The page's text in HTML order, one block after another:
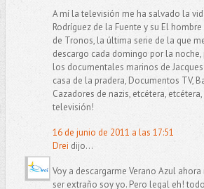
A mí la televisión me ha salvado la
Rodríguez de la Fuente y su El
de Tronos, la última serie de la que
descargo cada domingo por la noche,
los documentales marinos de Jacques
casa de la pradera, Documentos TV,
Cazadores de nazis, etcétera, etcétera,
televisión!
16 de junio de 2011 a las 17:51
Drei dijo...
Voy a descargarme Verano Azul
ser extraño soy yo. Pero legal eh!